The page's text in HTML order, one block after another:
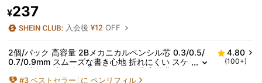
¥237
入会後¥12 OFF
2個/パック 高容量 2Bメカニカルペンシル芯 0.3/0.5/
0.7/0.9mm スムーズな書き心地 折れにくい スケ
ッチ 描画 日常の書き物 オフィス用品 新学期
4.80
(100+)
#3 ベストセラー に ペンリフィル